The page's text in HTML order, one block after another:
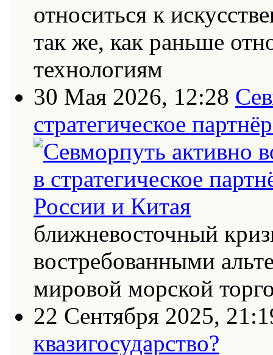
относиться к
так же, как раньше
технологиям
30 Мая 2026, 12:28
стратегическое
ближневосточный
востребованными
мировой морской
22 Сентября 2025,
квазигосударство?